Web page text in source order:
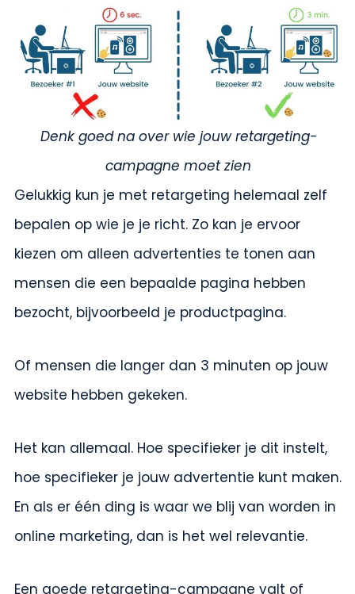
Denk goed na over wie jouw retargeting-
campagne moet zien
Gelukkig kun je met retargeting helemaal zelf
bepalen op wie je je richt. Zo kan je ervoor
kiezen om alleen advertenties te tonen aan
mensen die een bepaalde pagina hebben
bezocht, bijvoorbeeld je productpagina.
Of mensen die langer dan 3 minuten op jouw
website hebben gekeken.
Het kan allemaal. Hoe specifieker je dit instelt,
hoe specifieker je jouw advertentie kunt maken.
En als er één ding is waar we blij van worden in
online marketing, dan is het wel relevantie.
Een goede retargeting-campagne valt of